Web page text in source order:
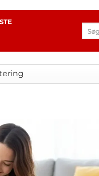
efter: